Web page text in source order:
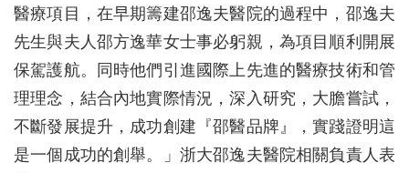
醫療項目，在早期籌建邵逸夫醫院的過程中，邵逸夫
先生與夫人邵方逸華女士事必躬親，為項目順利開展
保駕護航。同時他們引進國際上先進的醫療技術和管
理理念，結合內地實際情況，深入研究，大膽嘗試，
不斷發展提升，成功創建『邵醫品牌』，實踐證明這
是一個成功的創舉。」浙大邵逸夫醫院相關負責人表